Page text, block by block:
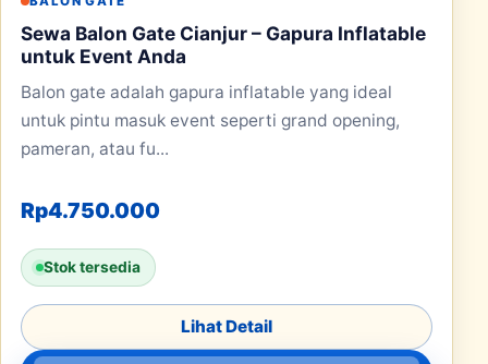
Sewa Balon Gate Cianjur – Gapura Inflatable
untuk Event Anda
Balon gate adalah gapura inflatable yang ideal
untuk pintu masuk event seperti grand opening,
pameran, atau fu...
Rp4.750.000
Stok tersedia
Lihat Detail